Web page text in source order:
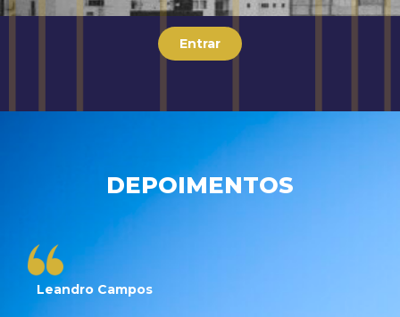
Entrar
DEPOIMENTOS
Leandro Campos